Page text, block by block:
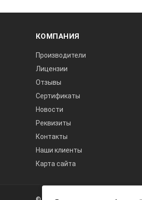
КОМПАНИЯ
Производители
Лицензии
Отзывы
Сертификаты
Новости
Реквизиты
Контакты
Наши клиенты
Карта сайта